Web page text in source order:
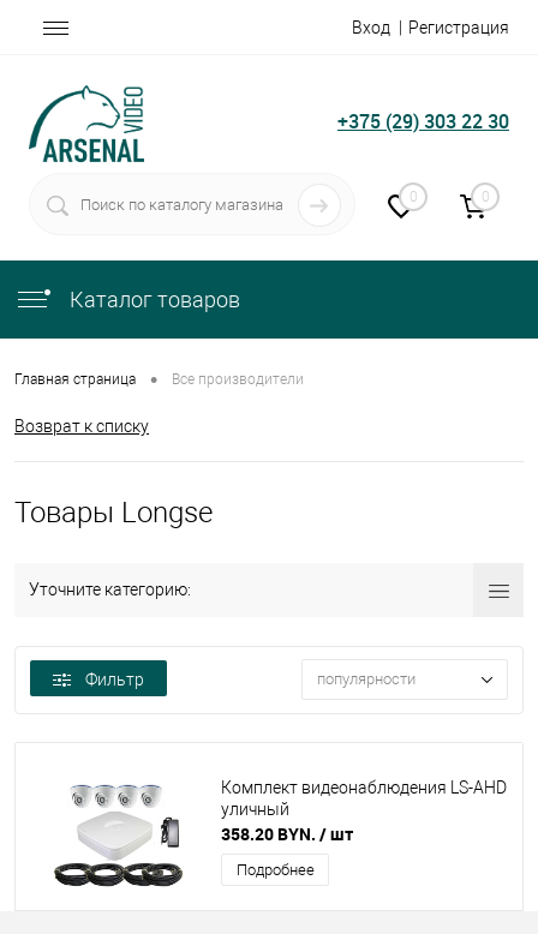
Вход Регистрация
+375 (29) 303 22 30
0 0
Каталог товаров
Главная страница • Все производители
Возврат к списку
Товары Longse
Уточните категорию:
Фильтр популярности
Комплект видеонаблюдения LS-AHD
уличный
358.20 BYN. / шт
Подробнее